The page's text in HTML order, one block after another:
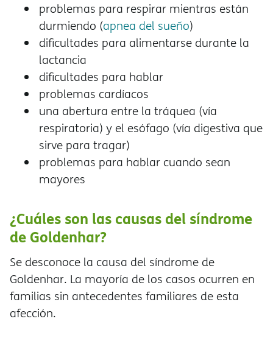
problemas para respirar mientras están
durmiendo (apnea del sueño)
dificultades para alimentarse durante la
lactancia
dificultades para hablar
problemas cardíacos
una abertura entre la tráquea (vía
respiratoria) y el esófago (vía digestiva que
sirve para tragar)
problemas para hablar cuando sean
mayores
¿Cuáles son las causas del síndrome
de Goldenhar?
Se desconoce la causa del síndrome de
Goldenhar. La mayoría de los casos ocurren en
familias sin antecedentes familiares de esta
afección.